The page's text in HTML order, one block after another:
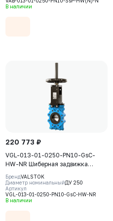
AISI304, седловое уплотнение
В наличии
220 773 ₽
VGL-013-01-0250-PN10-GsC-
HW-NR Шиберная задвижка
Valstok, серия VGL, DN 0250,
PN10, штурвал, выдвижной шток,
корпус GJS-400-15 (GGG40) нож
AISI304, уплотнение Natural
БрендVALSTOK
Диаметр номинальныйДУ 250
Артикул
VGL-013-01-0250-PN10-GsC-HW-NR
В наличии